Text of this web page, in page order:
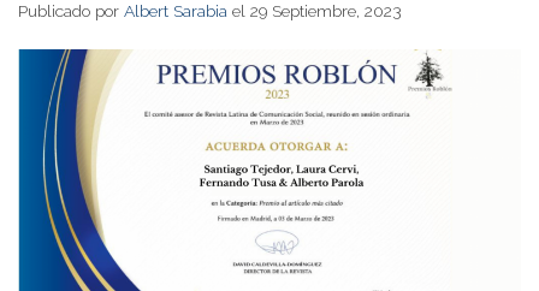
Publicado por Albert Sarabia el 29 Septiembre, 2023